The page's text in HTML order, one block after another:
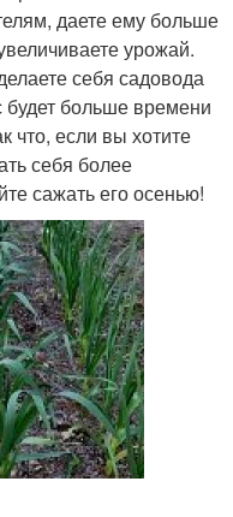
даете ему больше
урожай.
себя садовода
будет больше времени
что, если вы хотите
себя более
сажать его осенью!